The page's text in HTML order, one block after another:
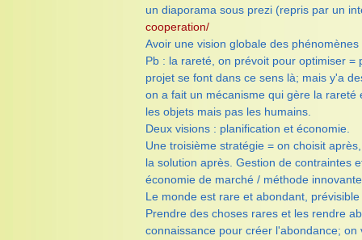
un diaporama sous prezi (repris par un
cooperation/
Avoir une vision globale des
Pb : la rareté, on prévoit pour optimiser
projet se font dans ce sens là; mais y'a
on a fait un mécanisme qui gère la
les objets mais pas les humains.
Deux visions : planification et économie.
Une troisième stratégie = on choisit
la solution après. Gestion de contraintes
économie de marché / méthode
Le monde est rare et abondant,
Prendre des choses rares et les rendre
connaissance pour créer l'abondance;